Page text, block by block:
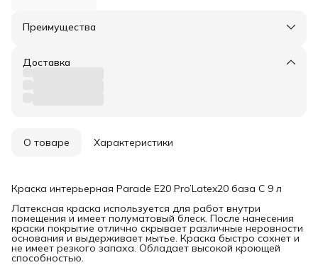
Преимущества
Оплата частями в Сплит
Удобный возврат
Доставка
О товаре Характеристики
Краска интерьерная Parade E20 Pro’Latex20 база С 9 л
Латексная краска используется для работ внутри
помещения и имеет полуматовый блеск. После нанесения
краски покрытие отлично скрывает различные неровности
основания и выдерживает мытье. Краска быстро сохнет и
не имеет резкого запаха. Обладает высокой кроющей
способностью.